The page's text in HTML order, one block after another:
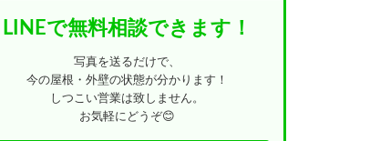
LINEで無料相談できます！
写真を送るだけで、
今の屋根・外壁の状態が分かります！
しつこい営業は致しません。
お気軽にどうぞ😊